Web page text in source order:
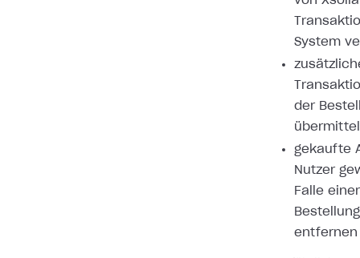
System
der
gekaufte
Nutzer
Falle
entfernen